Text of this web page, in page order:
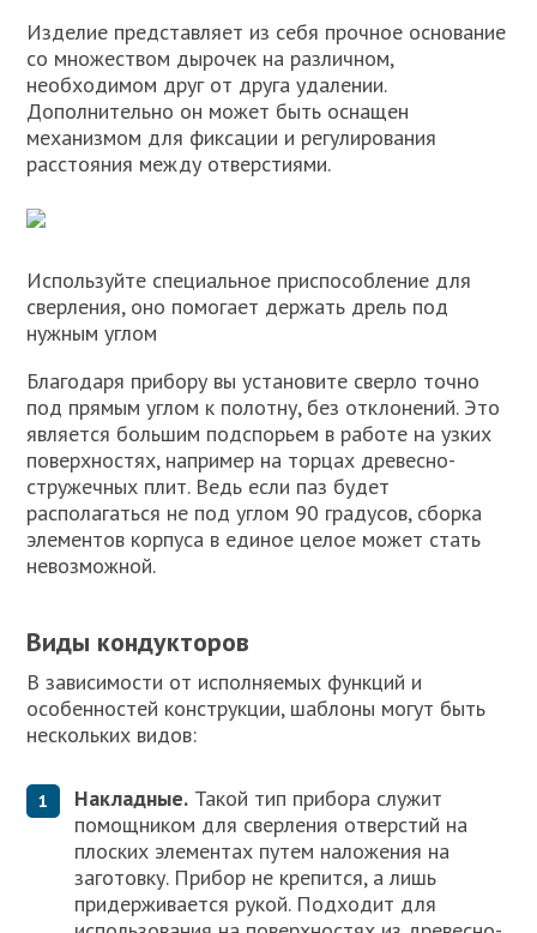
Изделие представляет из себя прочное основание
со множеством дырочек на различном,
необходимом друг от друга удалении.
Дополнительно он может быть оснащен
механизмом для фиксации и регулирования
расстояния между отверстиями.
Используйте специальное приспособление для
сверления, оно помогает держать дрель под
нужным углом
Благодаря прибору вы установите сверло точно
под прямым углом к полотну, без отклонений. Это
является большим подспорьем в работе на узких
поверхностях, например на торцах древесно-
стружечных плит. Ведь если паз будет
располагаться не под углом 90 градусов, сборка
элементов корпуса в единое целое может стать
невозможной.
Виды кондукторов
В зависимости от исполняемых функций и
особенностей конструкции, шаблоны могут быть
нескольких видов:
Накладные. Такой тип прибора служит
помощником для сверления отверстий на
плоских элементах путем наложения на
заготовку. Прибор не крепится, а лишь
придерживается рукой. Подходит для